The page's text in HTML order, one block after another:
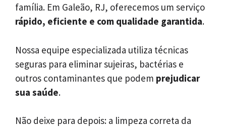
família. Em Galeão, RJ, oferecemos um serviço
rápido, eficiente e com qualidade garantida.
Nossa equipe especializada utiliza técnicas
seguras para eliminar sujeiras, bactérias e
outros contaminantes que podem prejudicar
sua saúde.
Não deixe para depois: a limpeza correta da